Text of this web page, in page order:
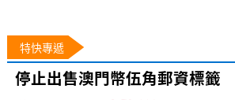
特快專遞
停止出售澳門幣伍角郵資標籤